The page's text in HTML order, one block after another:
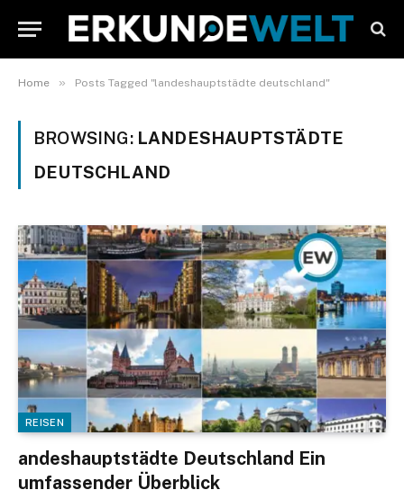
Home » Posts Tagged "landeshauptstädte deutschland"
BROWSING: LANDESHAUPTSTÄDTE
DEUTSCHLAND
REISEN
andeshauptstädte Deutschland Ein
umfassender Überblick